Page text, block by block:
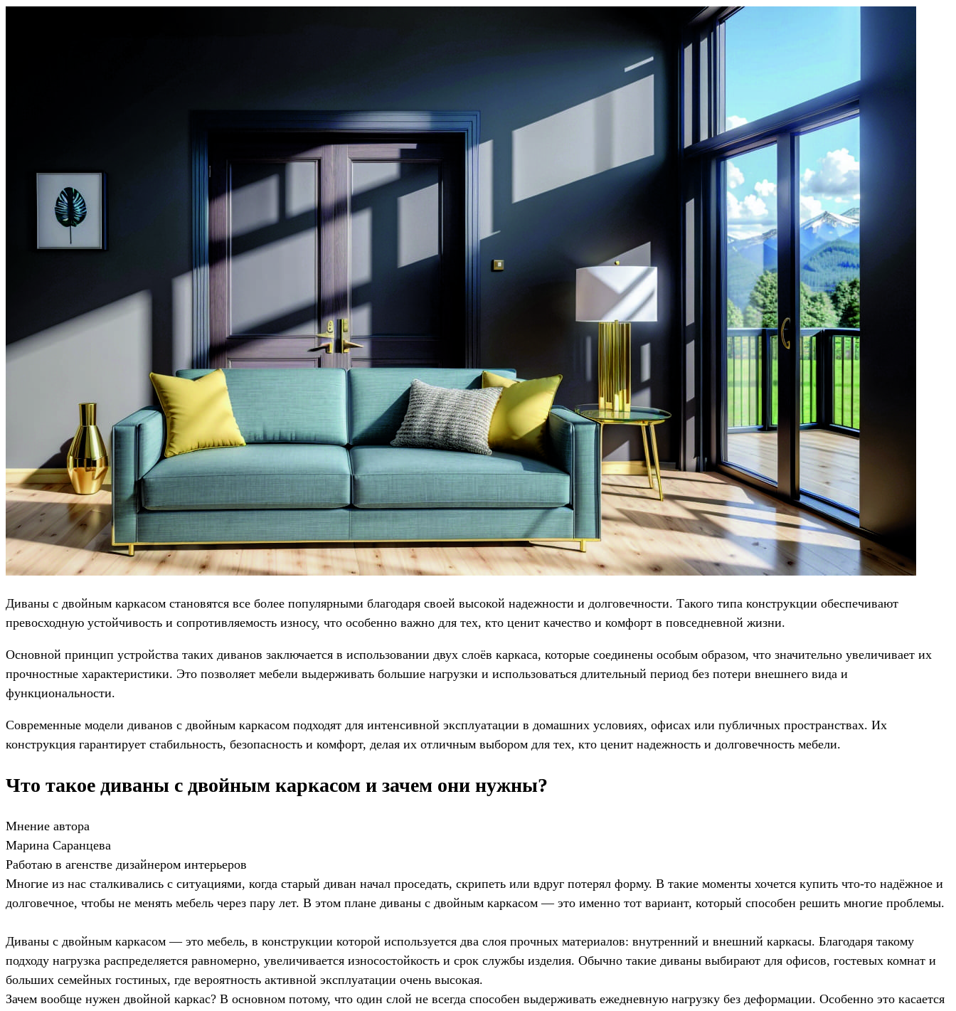
Диваны с двойным каркасом становятся все более популярными благодаря своей высокой надежности и долговечности. Такого типа конструкции обеспечивают
превосходную устойчивость и сопротивляемость износу, что особенно важно для тех, кто ценит качество и комфорт в повседневной жизни.
Основной принцип устройства таких диванов заключается в использовании двух слоёв каркаса, которые соединены особым образом, что значительно увеличивает их
прочностные характеристики. Это позволяет мебели выдерживать большие нагрузки и использоваться длительный период без потери внешнего вида и
функциональности.
Современные модели диванов с двойным каркасом подходят для интенсивной эксплуатации в домашних условиях, офисах или публичных пространствах. Их
конструкция гарантирует стабильность, безопасность и комфорт, делая их отличным выбором для тех, кто ценит надежность и долговечность мебели.
Что такое диваны с двойным каркасом и зачем они нужны?
Мнение автора
Марина Саранцева
Работаю в агенстве дизайнером интерьеров
Многие из нас сталкивались с ситуациями, когда старый диван начал проседать, скрипеть или вдруг потерял форму. В такие моменты хочется купить что-то надёжное и
долговечное, чтобы не менять мебель через пару лет. В этом плане диваны с двойным каркасом — это именно тот вариант, который способен решить многие проблемы.
Диваны с двойным каркасом — это мебель, в конструкции которой используется два слоя прочных материалов: внутренний и внешний каркасы. Благодаря такому
подходу нагрузка распределяется равномерно, увеличивается износостойкость и срок службы изделия. Обычно такие диваны выбирают для офисов, гостевых комнат и
больших семейных гостиных, где вероятность активной эксплуатации очень высокая.
Зачем вообще нужен двойной каркас? В основном потому, что один слой не всегда способен выдерживать ежедневную нагрузку без деформации. Особенно это касается